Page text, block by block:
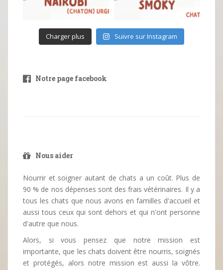
Charger plus Suivre sur Instagram
Notre page facebook
Nous aider
Nourrir et soigner autant de chats a un coût. Plus de
90 % de nos dépenses sont des frais vétérinaires. Il y a
tous les chats que nous avons en familles d'accueil et
aussi tous ceux qui sont dehors et qui n'ont personne
d'autre que nous.
Alors, si vous pensez que notre mission est
importante, que les chats doivent être nourris, soignés
et protégés, alors notre mission est aussi la vôtre.